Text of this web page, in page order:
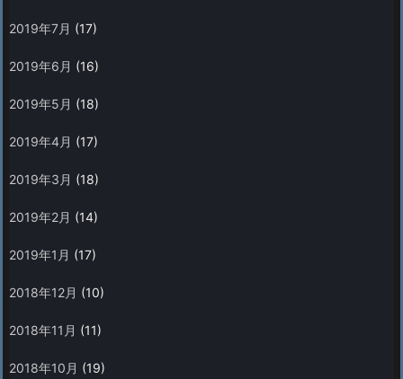
2019年7月 (17)
2019年6月 (16)
2019年5月 (18)
2019年4月 (17)
2019年3月 (18)
2019年2月 (14)
2019年1月 (17)
2018年12月 (10)
2018年11月 (11)
2018年10月 (19)